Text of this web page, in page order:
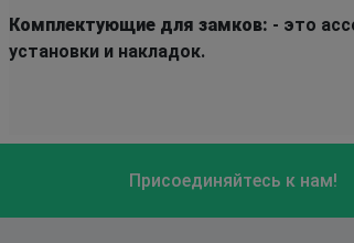
Комплектующие для замков: - это
установки и накладок.
Присоединяйтесь к нам!